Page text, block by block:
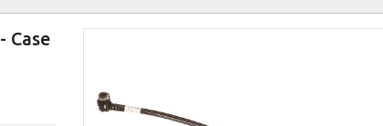
Case